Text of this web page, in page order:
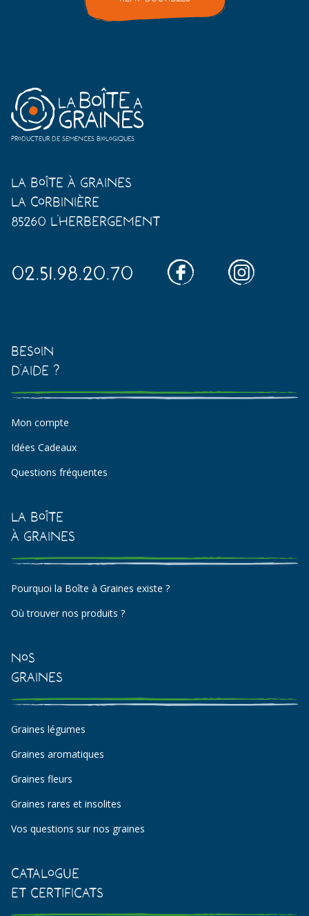
Producteur de semences biologiques
La Boîte à Graines
La Corbinière
85260 L'Herbergement
02.51.98.20.70
Besoin
d'aide ?
Mon compte
Idées Cadeaux
Questions fréquentes
La Boîte
à Graines
Pourquoi la Boîte à Graines existe ?
Où trouver nos produits ?
Nos
Graines
Graines légumes
Graines aromatiques
Graines fleurs
Graines rares et insolites
Vos questions sur nos graines
Catalogue
et certificats